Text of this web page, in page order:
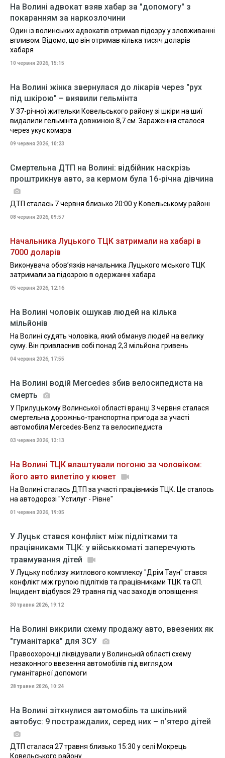
На Волині адвокат взяв хабар за "допомогу" з
покаранням за наркозлочини
Один із волинських адвокатів отримав підозру у зловживанні
впливом. Відомо, що він отримав кілька тисяч доларів
хабаря
10 червня 2026, 15:15
На Волині жінка звернулася до лікарів через "рух
під шкірою" – виявили гельмінта
У 37-річної жительки Ковельського району зі шкіри на шиї
видалили гельмінта довжиною 8,7 см. Зараження сталося
через укус комара
09 червня 2026, 10:23
Смертельна ДТП на Волині: відбійник наскрізь
проштрикнув авто, за кермом була 16-річна дівчина
ДТП сталась 7 червня близько 20:00 у Ковельському районі
08 червня 2026, 09:57
Начальника Луцького ТЦК затримали на хабарі в
7000 доларів
Виконувача обов’язків начальника Луцького міського ТЦК
затримали за підозрою в одержанні хабара
05 червня 2026, 12:16
На Волині чоловік ошукав людей на кілька
мільйонів
На Волині судять чоловіка, який обманув людей на велику
суму. Він привласнив собі понад 2,3 мільйона гривень
04 червня 2026, 17:55
На Волині водій Mercedes збив велосипедиста на
смерть
У Прилуцькому Волинської області вранці 3 червня сталася
смертельна дорожньо-транспортна пригода за участі
автомобіля Mercedes-Benz та велосипедиста
03 червня 2026, 13:13
На Волині ТЦК влаштували погоню за чоловіком:
його авто вилетіло у кювет
На Волині сталась ДТП за участі працівників ТЦК. Це сталось
на автодорозі "Устилуг - Рівне"
01 червня 2026, 19:05
У Луцьк стався конфлікт між підлітками та
працівниками ТЦК: у військкоматі заперечують
травмування дітей
У Луцьку поблизу житлового комплексу "Дрім Таун" стався
конфлікт між групою підлітків та працівниками ТЦК та СП.
Інцидент відбувся 29 травня під час заходів оповіщення
30 травня 2026, 19:12
На Волині викрили схему продажу авто, ввезених як
"гуманітарка" для ЗСУ
Правоохоронці ліквідували у Волинській області схему
незаконного ввезення автомобілів під виглядом
гуманітарної допомоги
28 травня 2026, 10:24
На Волині зіткнулися автомобіль та шкільний
автобус: 9 постраждалих, серед них – п'ятеро дітей
ДТП сталася 27 травня близько 15:30 у селі Мокрець
Ковельського району